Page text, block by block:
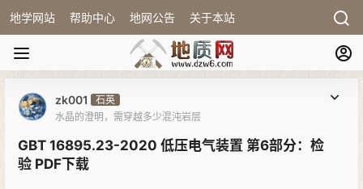
地学网站 帮助中心 地网公告 关于本站
zk001
石英
水晶的澄明，需穿越多少混沌岩层
GBT 16895.23-2020 低压电气装置 第6部分：检
验 PDF下载